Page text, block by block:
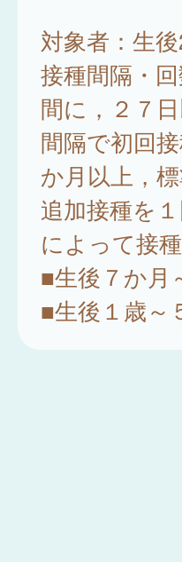
対象者：生
接種間隔・
間に，２７
間隔で初回
か月以上，
追加接種を
によって接
■生後７か
■生後１歳